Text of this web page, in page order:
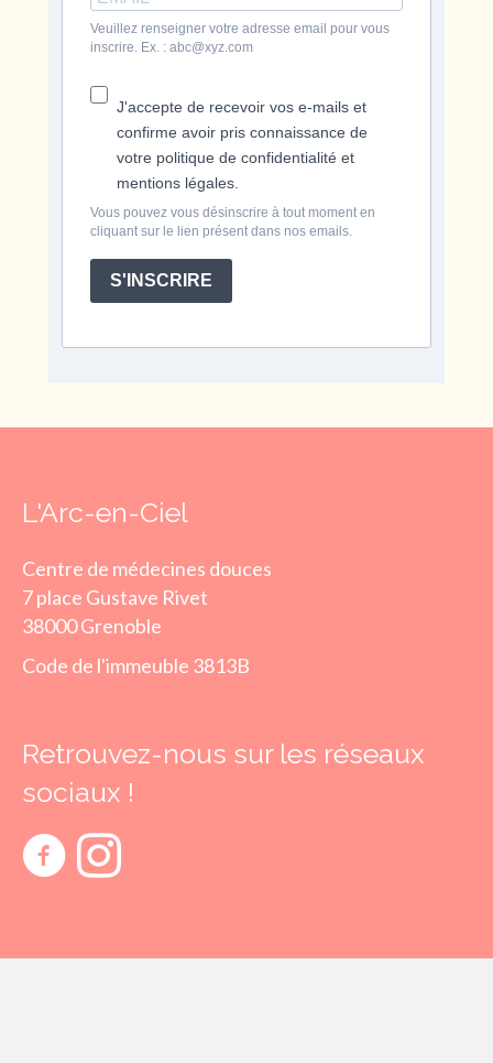
Veuillez renseigner votre adresse email pour vous
inscrire. Ex. : abc@xyz.com
J'accepte de recevoir vos e-mails et
confirme avoir pris connaissance de
votre politique de confidentialité et
mentions légales.
Vous pouvez vous désinscrire à tout moment en
cliquant sur le lien présent dans nos emails.
S'INSCRIRE
L'Arc-en-Ciel
Centre de médecines douces
7 place Gustave Rivet
38000 Grenoble
Code de l'immeuble 3813B
Retrouvez-nous sur les réseaux
sociaux !